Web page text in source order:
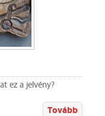
ez a jelvény?
Tovább